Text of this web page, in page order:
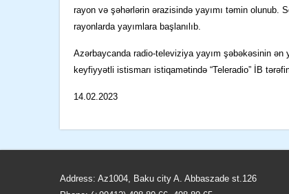
rayon və şəhərlərin ərazisində yayımı təmin olunub.
rayonlarda yayımlara başlanılıb.
Azərbaycanda radio-televiziya yayım şəbəkəsinin ən
keyfiyyətli istismarı istiqamətində “Teleradio” İB
14.02.2023
Address: Az1004, Baku city A. Abbaszade st.126